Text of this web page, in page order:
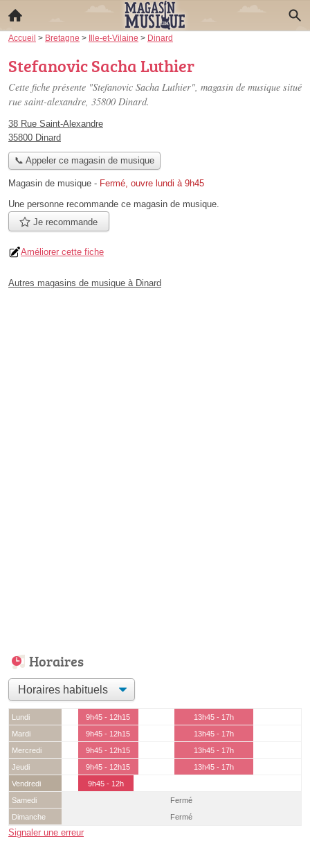
Accueil > Bretagne > Ille-et-Vilaine > Dinard
Stefanovic Sacha Luthier
Cette fiche présente "Stefanovic Sacha Luthier", magasin de musique situé
rue saint-alexandre, 35800 Dinard.
38 Rue Saint-Alexandre
35800 Dinard
📞 Appeler ce magasin de musique
Magasin de musique - Fermé, ouvre lundi à 9h45
Une personne recommande ce magasin de musique.
Je recommande
Améliorer cette fiche
Autres magasins de musique à Dinard
Horaires
Lundi 9h45 - 12h15
13h45 - 17h
Mardi
9h45 - 12h15
13h45 - 17h
Mercredi
9h45 - 12h15
13h45 - 17h
Jeudi
9h45 - 12h15
13h45 - 17h
Vendredi
9h45 - 12h
Samedi
Fermé
Dimanche
Fermé
Signaler une erreur